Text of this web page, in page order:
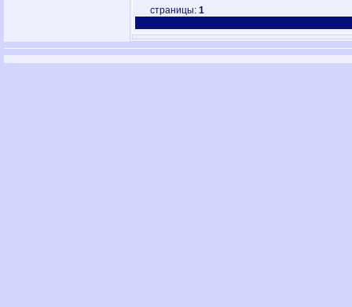
страницы:1